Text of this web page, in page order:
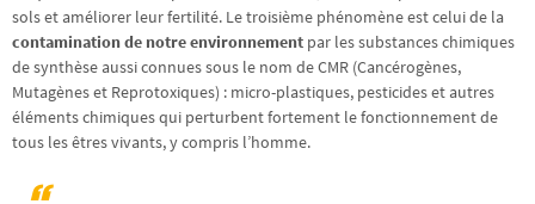
sols et améliorer leur fertilité. Le troisième phénomène est celui de la
contamination de notre environnement par les substances chimiques
de synthèse aussi connues sous le nom de CMR (Cancérogènes,
Mutagènes et Reprotoxiques) : micro-plastiques, pesticides et autres
éléments chimiques qui perturbent fortement le fonctionnement de
tous les êtres vivants, y compris l’homme.